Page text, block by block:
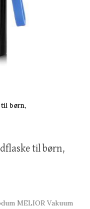
til børn,
til børn,
MELIOR Vakuum